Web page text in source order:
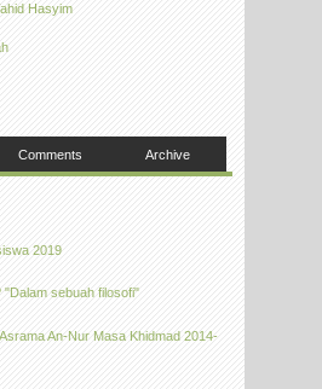
Hasyim
Comments Archive
2019
sebuah filosofi"
An-Nur Masa Khidmad 2014-